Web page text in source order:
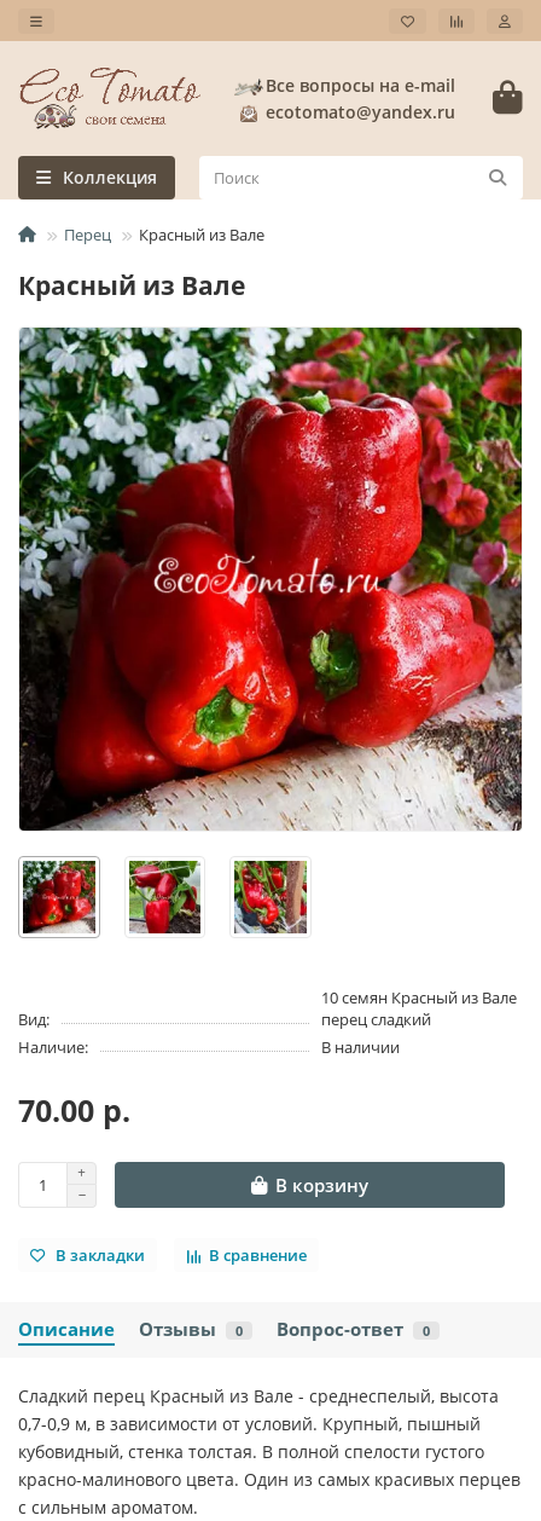
Все вопросы на e-mail
ecotomato@yandex.ru
Коллекция
Перец Красный из Вале
Красный из Вале
Вид:
10 семян Красный из Вале
перец сладкий
Наличие:
В наличии
70.00 р.
В корзину
В закладки В сравнение
Описание Отзывы 0 Вопрос-ответ 0
Сладкий перец Красный из Вале - среднеспелый, высота
0,7-0,9 м, в зависимости от условий. Крупный, пышный
кубовидный, стенка толстая. В полной спелости густого
красно-малинового цвета. Один из самых красивых перцев
с сильным ароматом.